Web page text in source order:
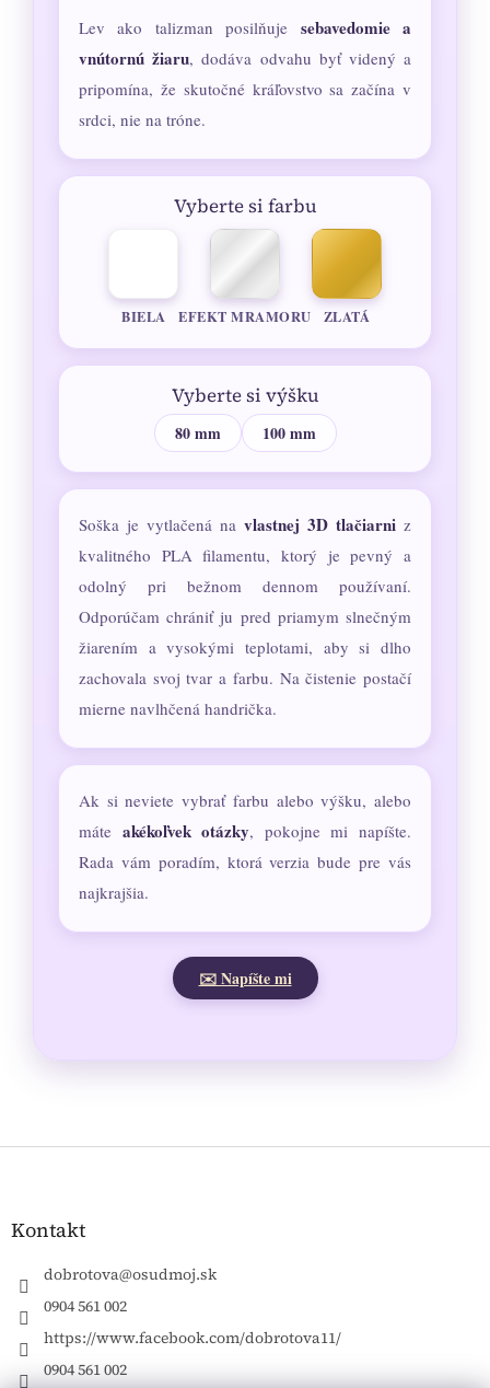
Lev ako talizman posilňuje sebavedomie a
vnútornú žiaru, dodáva odvahu byť videný a
pripomína, že skutočné kráľovstvo sa začína v
srdci, nie na tróne.
Vyberte si farbu
BIELA EFEKT MRAMORU ZLATÁ
Vyberte si výšku
80 mm 100 mm
Soška je vytlačená na vlastnej 3D tlačiarni z
kvalitného PLA filamentu, ktorý je pevný a
odolný pri bežnom dennom používaní.
Odporúčam chrániť ju pred priamym slnečným
žiarením a vysokými teplotami, aby si dlho
zachovala svoj tvar a farbu. Na čistenie postačí
mierne navlhčená handrička.
Ak si neviete vybrať farbu alebo výšku, alebo
máte akékoľvek otázky, pokojne mi napíšte.
Rada vám poradím, ktorá verzia bude pre vás
najkrajšia.
✉️ Napíšte mi
Z
Kontakt
dobrotova@osudmoj.sk
0904 561 002
https://www.facebook.com/dobrotova11/
0904 561 002